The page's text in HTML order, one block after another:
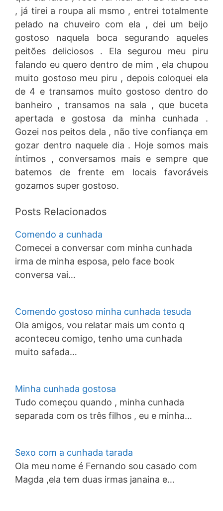
, já tirei a roupa ali msmo , entrei totalmente
pelado na chuveiro com ela , dei um beijo
gostoso naquela boca segurando aqueles
peitões deliciosos . Ela segurou meu piru
falando eu quero dentro de mim , ela chupou
muito gostoso meu piru , depois coloquei ela
de 4 e transamos muito gostoso dentro do
banheiro , transamos na sala , que buceta
apertada e gostosa da minha cunhada .
Gozei nos peitos dela , não tive confiança em
gozar dentro naquele dia . Hoje somos mais
íntimos , conversamos mais e sempre que
batemos de frente em locais favoráveis
gozamos super gostoso.
Posts Relacionados
Comendo a cunhada
Comecei a conversar com minha cunhada
irma de minha esposa, pelo face book
conversa vai…
Comendo gostoso minha cunhada tesuda
Ola amigos, vou relatar mais um conto q
aconteceu comigo, tenho uma cunhada
muito safada…
Minha cunhada gostosa
Tudo começou quando , minha cunhada
separada com os três filhos , eu e minha…
Sexo com a cunhada tarada
Ola meu nome é Fernando sou casado com
Magda ,ela tem duas irmas janaina e…